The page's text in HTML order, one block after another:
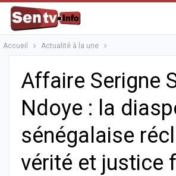
Accueil Actualité à la une
Affaire Serigne
Ndoye : la
sénégalaise
vérité et justice